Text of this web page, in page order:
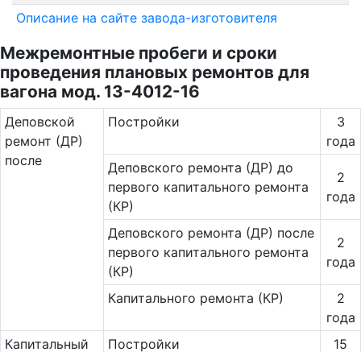
Описание на сайте завода-изготовителя
Межремонтные пробеги и сроки
проведения плановых ремонтов для
вагона мод. 13-4012-16
Де­повс­кой
ремонт (ДР)
после
Постройки
3
года
Деповского ремонта (ДР) до
первого капитального ремонта
(КР)
2
года
Деповского ремонта (ДР) после
первого капитального ремонта
(КР)
2
года
Капитального ремонта (КР)
2
года
Ка­пи­таль­ный
Постройки
15